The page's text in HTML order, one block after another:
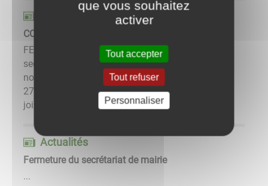
Actualités
CONGES SECRETAIRE DE MAIRIE
FERMETURE DU SECRETARAIT DE MAIRIELe
secrétariat sera fermé du 11 au 24 août.Reprise
normale de la permanence à compter du mercredi
27 août 2025. En cas d’urgence pour pouvez
joindre madame le Maire ...
Actualités
Fermeture du secrétariat de mairie
...
que vous souhaitez
activer
Tout accepter
Tout refuser
Personnaliser